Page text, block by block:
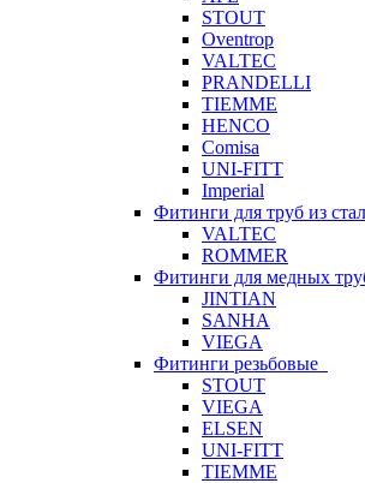
STOUT
Oventrop
VALTEC
PRANDELLI
TIEMME
HENCO
Comisa
UNI-FITT
Imperial
Фитинги для труб из
VALTEC
ROMMER
Фитинги для медных
JINTIAN
SANHA
VIEGA
Фитинги резьбовые
STOUT
VIEGA
ELSEN
UNI-FITT
TIEMME